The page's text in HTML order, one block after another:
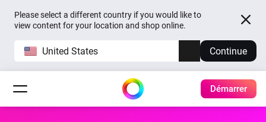
Please select a different country if you would like to
view content for your location and shop online.
United States Continue
Démarrer